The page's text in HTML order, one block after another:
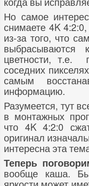
Но самое
снимаете 4K
из-за того, что
выбрасываются
цветности, т.е.
соседних
самым
информацию.
Разумеется, тут
в монтажных
что 4K 4:2:0
оригинал
интересна эта
Теперь
вообще каша.